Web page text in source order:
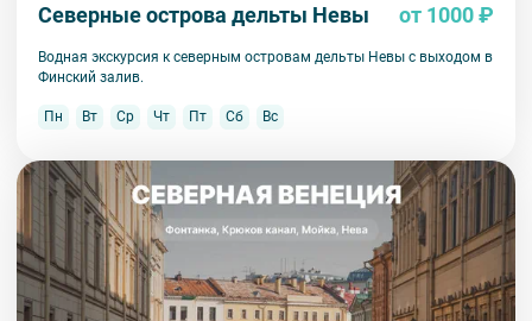
Северные острова дельты Невы от 1000 ₽
Водная экскурсия к северным островам дельты Невы с выходом в
Финский залив.
Пн Вт Ср Чт Пт Сб Вс